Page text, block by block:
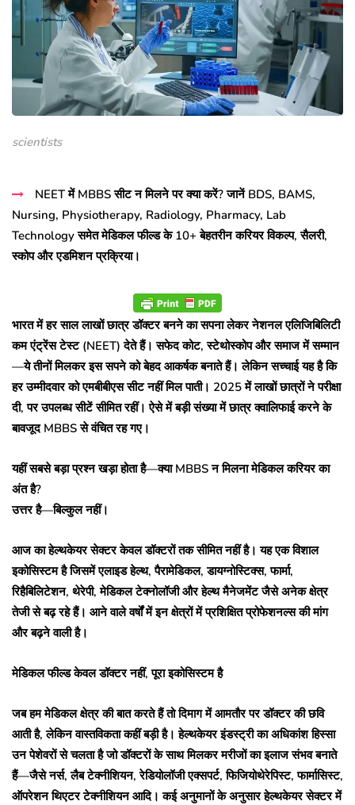
scientists
NEET में MBBS सीट न मिलने पर क्या करें? जानें BDS, BAMS,
Nursing, Physiotherapy, Radiology, Pharmacy, Lab
Technology समेत मेडिकल फील्ड के 10+ बेहतरीन करियर विकल्प, सैलरी,
स्कोप और एडमिशन प्रक्रिया।
भारत में हर साल लाखों छात्र डॉक्टर बनने का सपना लेकर नेशनल एलिजिबिलिटी
कम एंट्रेंस टेस्ट (NEET) देते हैं। सफेद कोट, स्टेथोस्कोप और समाज में सम्मान
—ये तीनों मिलकर इस सपने को बेहद आकर्षक बनाते हैं। लेकिन सच्चाई यह है कि
हर उम्मीदवार को एमबीबीएस सीट नहीं मिल पाती। 2025 में लाखों छात्रों ने परीक्षा
दी, पर उपलब्ध सीटें सीमित रहीं। ऐसे में बड़ी संख्या में छात्र क्वालिफाई करने के
बावजूद MBBS से वंचित रह गए।
यहीं सबसे बड़ा प्रश्न खड़ा होता है—क्या MBBS न मिलना मेडिकल करियर का
अंत है?
उत्तर है—बिल्कुल नहीं।
आज का हेल्थकेयर सेक्टर केवल डॉक्टरों तक सीमित नहीं है। यह एक विशाल
इकोसिस्टम है जिसमें एलाइड हेल्थ, पैरामेडिकल, डायग्नोस्टिक्स, फार्मा,
रिहैबिलिटेशन, थेरेपी, मेडिकल टेक्नोलॉजी और हेल्थ मैनेजमेंट जैसे अनेक क्षेत्र
तेजी से बढ़ रहे हैं। आने वाले वर्षों में इन क्षेत्रों में प्रशिक्षित प्रोफेशनल्स की मांग
और बढ़ने वाली है।
मेडिकल फील्ड केवल डॉक्टर नहीं, पूरा इकोसिस्टम है
जब हम मेडिकल क्षेत्र की बात करते हैं तो दिमाग में आमतौर पर डॉक्टर की छवि
आती है, लेकिन वास्तविकता कहीं बड़ी है। हेल्थकेयर इंडस्ट्री का अधिकांश हिस्सा
उन पेशेवरों से चलता है जो डॉक्टरों के साथ मिलकर मरीजों का इलाज संभव बनाते
हैं—जैसे नर्स, लैब टेक्नीशियन, रेडियोलॉजी एक्सपर्ट, फिजियोथेरेपिस्ट, फार्मासिस्ट,
ऑपरेशन थिएटर टेक्नीशियन आदि। कई अनुमानों के अनुसार हेल्थकेयर सेक्टर में